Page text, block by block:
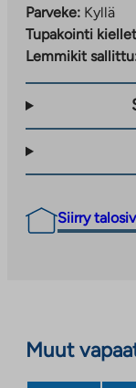
Parveke: Kyllä
Tupakointi
Lemmikit
Siirry
Muut